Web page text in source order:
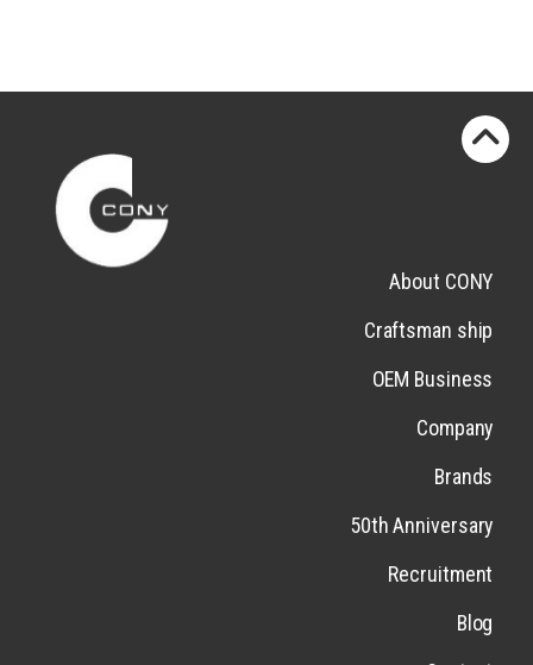
About CONY
Craftsman ship
OEM Business
Company
Brands
50th Anniversary
Recruitment
Blog